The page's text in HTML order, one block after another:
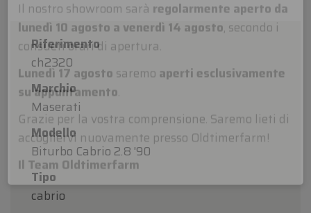
Riferimento
ch2320
Marchio
Maserati
Modello
Biturbo Cabrio 2.8 '90
Tipo
cabrio
Oldtimerfarm sarà chiusa sabato 15 agostoin
occasione della festività di Ferragosto
(Assunzione di Maria).
Il nostro showroom saràregolarmente aperto da
lunedì 10 agosto a venerdì 14 agosto
consueti orari di apertura.
Lunedì 17 agostosaremoaperti esclusivamente
su appuntamento.
Grazie per la vostra comprensione. Saremo lieti di
accogliervi nuovamente presso Oldtimerfarm!